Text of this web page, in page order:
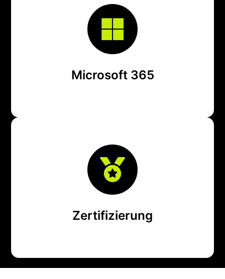
Microsoft 365
übernehmen Einrichtung, Lizenzmanagement,
Benutzerverwaltung und Security-Richtlinien.
Zertifizierung
individuelle Anforderungen Ihrer Auftraggeber vor
– praxisnah und prüfungssicher.